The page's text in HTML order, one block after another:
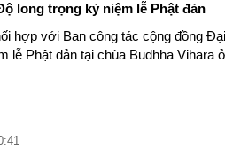
long trọng kỷ niệm lễ Phật đản
hợp với Ban công tác cộng đồng
lễ Phật đản tại chùa Budhha Vihara